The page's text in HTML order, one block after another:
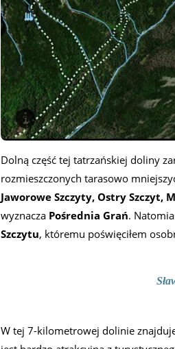
Dolną część tej tatrzańskiej doliny
rozmieszczonych tarasowo
Jaworowe Szczyty, Ostry Szczyt,
wyznacza Pośrednia Grań.
Szczytu, któremu poświęciłem
W tej 7-kilometrowej dolinie